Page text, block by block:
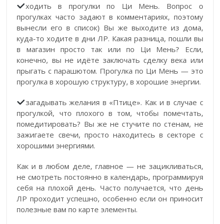
ходить в прогулки по Ци Мень. Вопрос о
прогулках часто задают в комментариях, поэтому
вынесли его в список) Вы же выходите из дома,
куда-то ходите в дни ЛР. Какая разница, пошли вы
в магазин просто так или по Ци Мень? Если,
конечно, вы не идёте заключать сделку века или
прыгать с парашютом. Прогулка по Ци Мень — это
прогулка в хорошую структуру, в хорошие энергии.
загадывать желания в «Птице». Как и в случае с
прогулкой, что плохого в том, чтобы помечтать,
помедитировать? Вы же не стучите по стенам, не
зажигаете свечи, просто находитесь в секторе с
хорошими энергиями.
Как и в любом деле, главное — не зацикливаться,
не смотреть постоянно в календарь, программируя
себя на плохой день. Часто получается, что день
ЛР проходит успешно, особенно если он приносит
полезные вам по карте элементы.